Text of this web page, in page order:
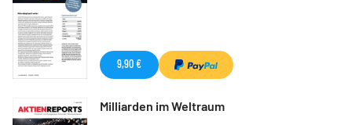
9,90 €
Milliarden im Weltraum